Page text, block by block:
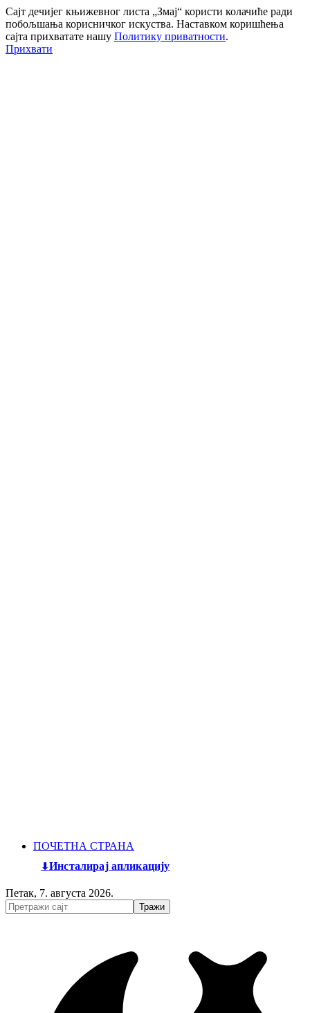
Сајт дечијег књижевног листа „Змај“ користи колачиће ради
побољшања корисничког искуства. Наставком коришћења
сајта прихватате нашу Политику приватности.
Прихвати
ПОЧЕТНА СТРАНА
Инсталирај апликацију
Петак, 7. августа 2026.